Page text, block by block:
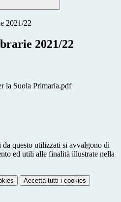
2021/22
2021/22
la Suola Primaria.pdf
questo utilizzati si avvalgono di
ed utili alle finalità illustrate nella
Accetta tutti i cookies